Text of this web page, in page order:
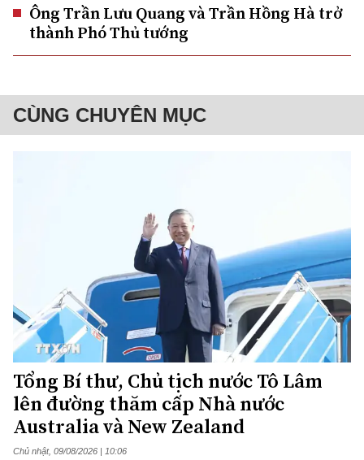
Ông Trần Lưu Quang và Trần Hồng Hà trở
thành Phó Thủ tướng
CÙNG CHUYÊN MỤC
Tổng Bí thư, Chủ tịch nước Tô Lâm
lên đường thăm cấp Nhà nước
Australia và New Zealand
Chủ nhật, 09/08/2026 | 10:06